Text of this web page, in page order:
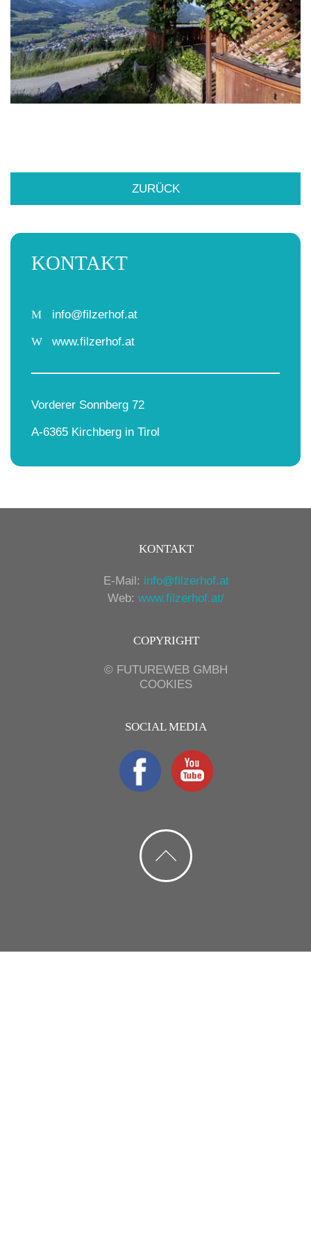
ZURÜCK
KONTAKT
M info@filzerhof.at
W www.filzerhof.at
Vorderer Sonnberg 72
A-6365 Kirchberg in Tirol
KONTAKT
E-Mail: info@filzerhof.at
Web: www.filzerhof.at/
COPYRIGHT
© FUTUREWEB GMBH
COOKIES
SOCIAL MEDIA